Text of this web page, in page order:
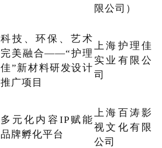
限公司）
科技、环保、艺术
完美融合——“护理
佳”新材料研发设计
推广项目
上海护理佳
实业有限公
司
多元化内容IP赋能
品牌孵化平台
上海百涛影
视文化有限
公司